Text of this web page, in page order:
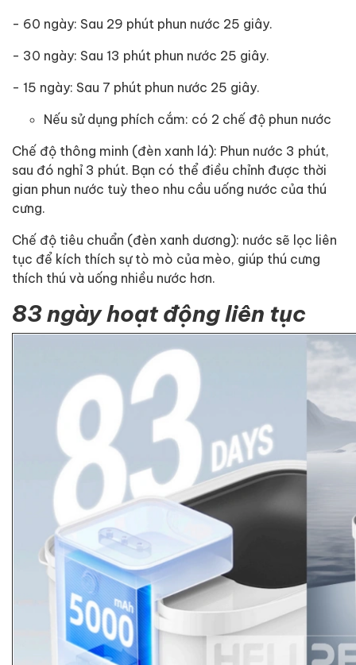
- 60 ngày: Sau 29 phút phun nước 25 giây.
- 30 ngày: Sau 13 phút phun nước 25 giây.
- 15 ngày: Sau 7 phút phun nước 25 giây.
Nếu sử dụng phích cắm: có 2 chế độ phun nước
Chế độ thông minh (đèn xanh lá): Phun nước 3 phút,
sau đó nghỉ 3 phút. Bạn có thể điều chỉnh được thời
gian phun nước tuỳ theo nhu cầu uống nước của thú
cưng.
Chế độ tiêu chuẩn (đèn xanh dương): nước sẽ lọc liên
tục để kích thích sự tò mò của mèo, giúp thú cưng
thích thú và uống nhiều nước hơn.
83 ngày hoạt động liên tục